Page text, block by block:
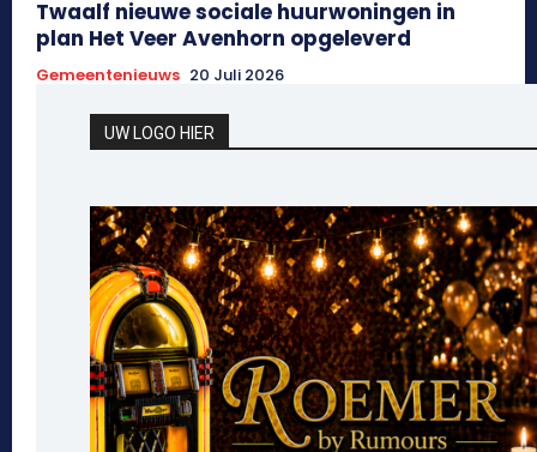
Twaalf nieuwe sociale huurwoningen in
plan Het Veer Avenhorn opgeleverd
Gemeentenieuws 20 Juli 2026
UW LOGO HIER